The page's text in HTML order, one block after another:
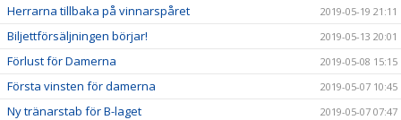
Herrarna tillbaka på vinnarspåret 2019-05-19 21:11
Biljettförsäljningen börjar! 2019-05-13 20:01
Förlust för Damerna 2019-05-08 15:15
Första vinsten för damerna 2019-05-07 10:45
Ny tränarstab för B-laget 2019-05-07 07:47